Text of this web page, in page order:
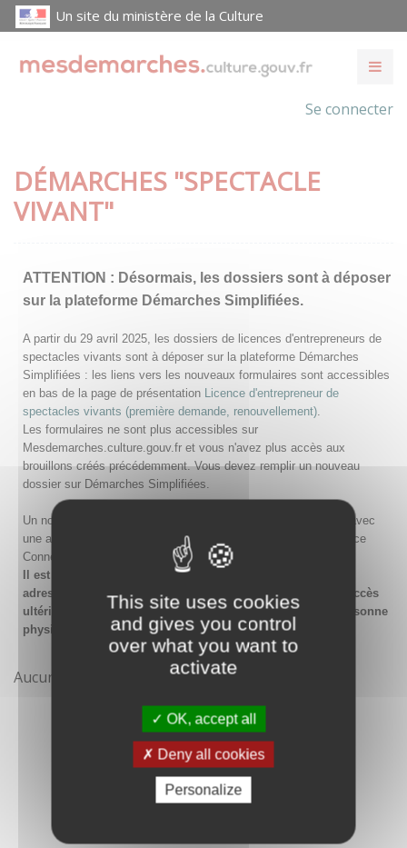
This site uses cookies
and gives you control
over what you want to
activate
OK, accept all
Deny all cookies
Personalize
Un site du ministère de la Culture
Se connecter
DÉMARCHES "SPECTACLE
VIVANT"
ATTENTION : Désormais, les dossiers sont à déposer
sur la plateforme Démarches Simplifiées.
A partir du 29 avril 2025, les dossiers de licences d'entrepreneurs de
spectacles vivants sont à déposer sur la plateforme Démarches
Simplifiées : les liens vers les nouveaux formulaires sont accessibles
en bas de la page de présentation Licence d'entrepreneur de
spectacles vivants (première demande, renouvellement).
Les formulaires ne sont plus accessibles sur
Mesdemarches.culture.gouv.fr et vous n'avez plus accès aux
brouillons créés précédemment. Vous devez remplir un nouveau
dossier sur Démarches Simplifiées.
Un nouveau compte doit être créé sur Démarches Simplifiées avec
une adresse email et un mot de passe, ou en passant par France
Connect.
Il est conseillé lors de la création du compte de saisir une
adresse email générique de l'organisme afin de garantir l'accès
ultérieur au compte même en cas de changement de la personne
physique gestionnaire.
Aucune démarche pour le moment